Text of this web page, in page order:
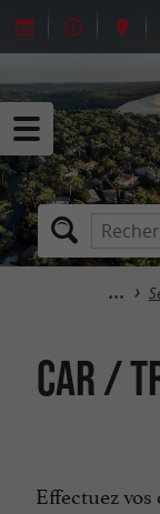
Car /
Effectuez